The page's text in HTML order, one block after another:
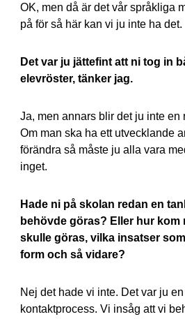
OK, men då är det vår språkliga
på för så här kan vi ju inte ha det.
Det var ju jättefint att ni tog in
elevröster, tänker jag.
Ja, men annars blir det ju inte en
Om man ska ha ett utvecklande
förändra så måste ju alla vara
inget.
Hade ni på skolan redan en
behövde göras? Eller hur kom
skulle göras, vilka insatser
form och så vidare?
Nej det hade vi inte. Det var ju
kontaktprocess. Vi insåg att vi